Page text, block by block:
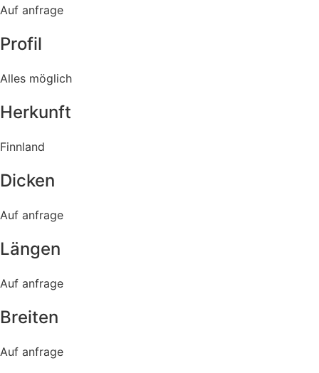
Auf anfrage
Profil
Alles möglich
Herkunft
Finnland
Dicken
Auf anfrage
Längen
Auf anfrage
Breiten
Auf anfrage